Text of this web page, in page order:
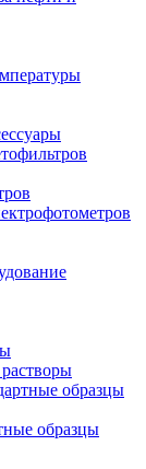
образцы
образцы